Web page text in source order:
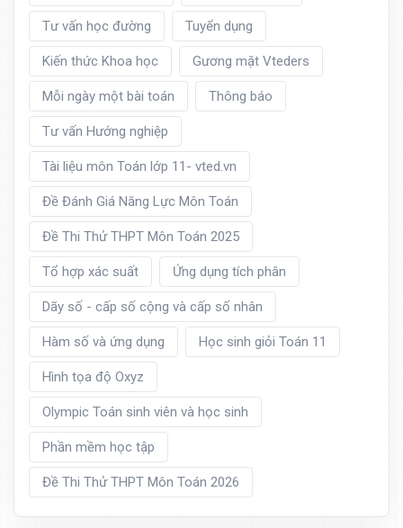
Tư vấn học đường Tuyển dụng
Kiến thức Khoa học Gương mặt Vteders
Mỗi ngày một bài toán Thông báo
Tư vấn Hướng nghiệp
Tài liệu môn Toán lớp 11- vted.vn
Đề Đánh Giá Năng Lực Môn Toán
Đề Thi Thử THPT Môn Toán 2025
Tổ hợp xác suất Ứng dụng tích phân
Dãy số - cấp số cộng và cấp số nhân
Hàm số và ứng dụng Học sinh giỏi Toán 11
Hình tọa độ Oxyz
Olympic Toán sinh viên và học sinh
Phần mềm học tập
Đề Thi Thử THPT Môn Toán 2026